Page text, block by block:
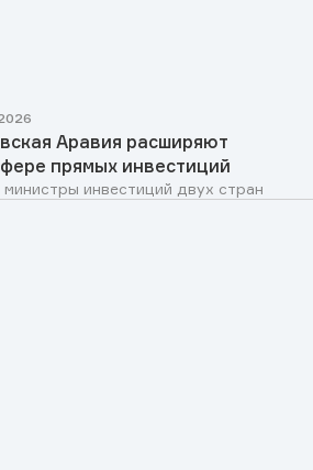
Аравия расширяют
прямых инвестиций
инвестиций двух стран